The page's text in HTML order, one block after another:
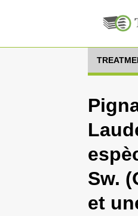
Sw.
et